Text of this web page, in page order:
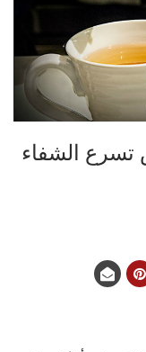
تسرع الشفاء